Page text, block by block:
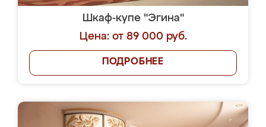
Шкаф-купе "Эгина"
Цена: от 89 000 руб.
ПОДРОБНЕЕ